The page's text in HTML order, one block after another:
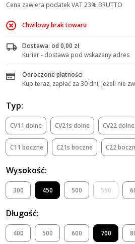
Cena zawiera podatek VAT 23% BRUTTO
Chwilowy brak towaru
Dostawa: od 0,00 zł
Kurier - dostawa pod wskazany adres
Odroczone płatności
Kup teraz, zapłać za 30 dni, jeżeli nie
Typ:
CV11 dolne CV21s dolne CV22 dolne
C11 boczne C21s boczne C22
Wysokość:
300 450 500 550
Długość:
400 500 600 700